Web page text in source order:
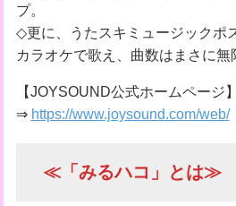
プ。
◇更に、うたスキミュージックポ
カラオケで歌え、曲数はまさに無
【JOYSOUND公式ホームページ】
⇒ https://www.joysound.com/web/
≪「みるハコ」とは≫